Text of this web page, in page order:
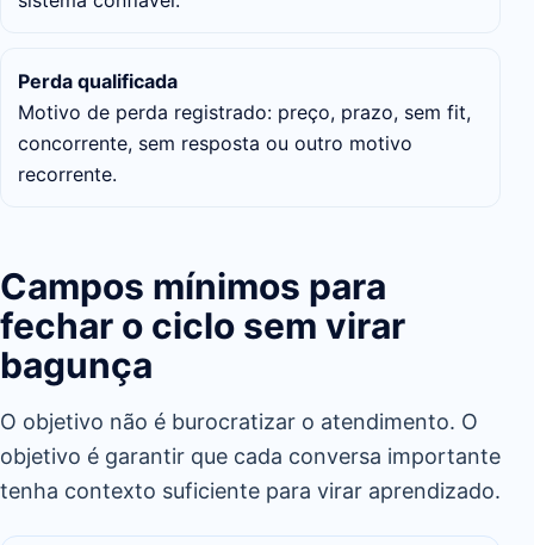
Perda qualificada
Motivo de perda registrado: preço, prazo, sem fit,
concorrente, sem resposta ou outro motivo
recorrente.
Campos mínimos para
fechar o ciclo sem virar
bagunça
O objetivo não é burocratizar o atendimento. O
objetivo é garantir que cada conversa importante
tenha contexto suficiente para virar aprendizado.